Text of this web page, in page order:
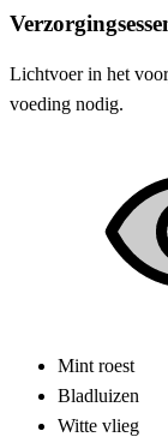
Lichtvoer in het
voeding nodig.
Mint roest
Bladluizen
Witte vlieg